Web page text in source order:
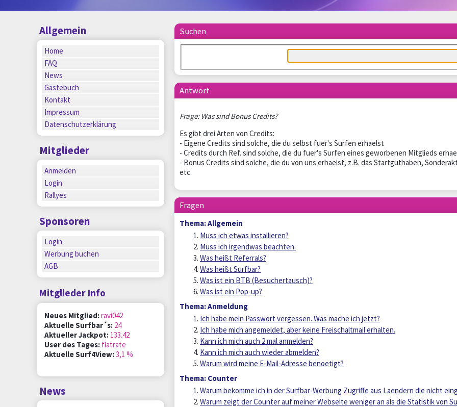
Allgemein
Home
FAQ
News
Gästebuch
Kontakt
Impressum
Datenschutzerklärung
Mitglieder
Anmelden
Login
Rallyes
Sponsoren
Login
Werbung buchen
AGB
Mitglieder Info
Neues Mitglied:ravi042
Aktuelle Surfbar´s: 24
Aktueller Jackpot: 133.42
User des Tages: flatrate
Aktuelle Surf4View:3,1 %
News
Suchen
Antwort
Frage: Was sind Bonus Credits?
Es gibt drei Arten von Credits:
- Eigene Credits sind solche, die du selbst fuer's Surfen erhaelst
- Credits durch Ref. sind solche, die du fuer's Surfen eines geworbenen Mitglieds
- Bonus Credits sind solche, die du von uns erhaelst, z.B. das Startguthaben,
etc.
Fragen
Thema: Allgemein
Muss ich etwas installieren?
Muss ich irgendwas beachten.
Was heißt Referrals?
Was heißt Surfbar?
Was ist ein BTB (Besuchertausch)?
Was ist ein Pop-up?
Thema: Anmeldung
Ich habe mein Passwort vergessen. Was mache ich jetzt?
Ich habe mich angemeldet, aber keine Freischaltmail erhalten.
Kann ich mich auch 2 mal anmelden?
Kann ich mich auch wieder abmelden?
Warum wird meine E-Mail-Adresse benoetigt?
Thema: Counter
Warum bekomme ich in der Surfbar-Werbung Zugriffe aus Laendern die nicht
Warum zeigt der Counter auf meiner Webseite weniger an als die Statistik von